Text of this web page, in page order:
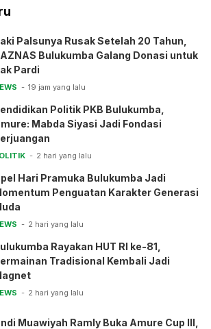
Palsunya Rusak Setelah 20 Tahun,
Bulukumba Galang Donasi untuk
Pardi
19 jam yang lalu
Politik PKB Bulukumba,
Mabda Siyasi Jadi Fondasi
2 hari yang lalu
Hari Pramuka Bulukumba Jadi
Penguatan Karakter Generasi
2 hari yang lalu
Rayakan HUT RI ke-81,
Tradisional Kembali Jadi
2 hari yang lalu
Muawiyah Ramly Buka Amure Cup III,